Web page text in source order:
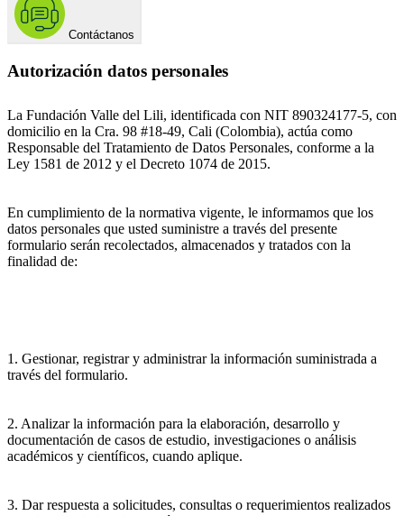
Contáctanos
Autorización datos personales
La Fundación Valle del Lili, identificada con NIT 890324177-5, con
domicilio en la Cra. 98 #18-49, Cali (Colombia), actúa como
Responsable del Tratamiento de Datos Personales, conforme a la
Ley 1581 de 2012 y el Decreto 1074 de 2015.
En cumplimiento de la normativa vigente, le informamos que los
datos personales que usted suministre a través del presente
formulario serán recolectados, almacenados y tratados con la
finalidad de:
1. Gestionar, registrar y administrar la información suministrada a
través del formulario.
2. Analizar la información para la elaboración, desarrollo y
documentación de casos de estudio, investigaciones o análisis
académicos y científicos, cuando aplique.
3. Dar respuesta a solicitudes, consultas o requerimientos realizados